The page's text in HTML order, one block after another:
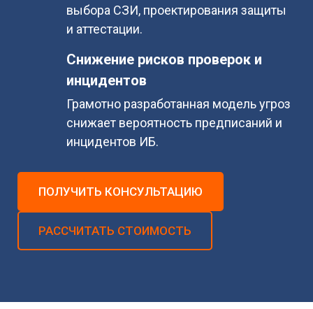
выбора СЗИ, проектирования защиты
и аттестации.
Снижение рисков проверок и
инцидентов
Грамотно разработанная модель угроз
снижает вероятность предписаний и
инцидентов ИБ.
ПОЛУЧИТЬ КОНСУЛЬТАЦИЮ
РАССЧИТАТЬ СТОИМОСТЬ